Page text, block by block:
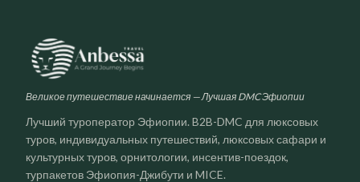
Великое путешествие начинается — Лучшая DMC Эфиопии
Лучший туроператор Эфиопии. B2B-DMC для люксовых
туров, индивидуальных путешествий, люксовых сафари и
культурных туров, орнитологии, инсентив-поездок,
турпакетов Эфиопия-Джибути и MICE.